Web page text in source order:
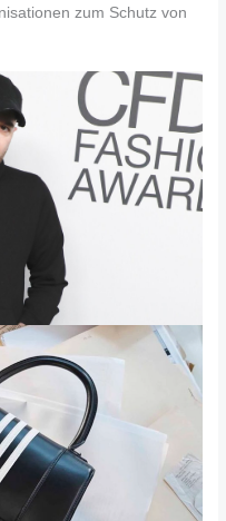
zum Schutz von